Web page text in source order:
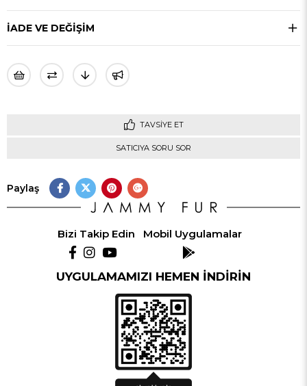
İADE VE DEĞİŞİM
TAVSIYE ET
SATICIYA SORU SOR
Paylaş
Bizi Takip Edin Mobil Uygulamalar
UYGULAMAMIZI HEMEN İNDİRİN